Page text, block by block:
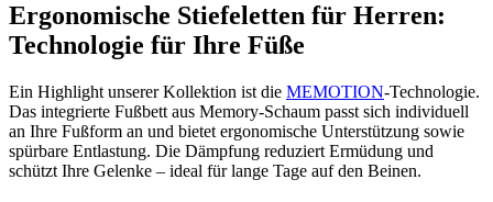
Ergonomische Stiefeletten für Herren:
Technologie für Ihre Füße
Ein Highlight unserer Kollektion ist die MEMOTION-Technologie.
Das integrierte Fußbett aus Memory-Schaum passt sich individuell
an Ihre Fußform an und bietet ergonomische Unterstützung sowie
spürbare Entlastung. Die Dämpfung reduziert Ermüdung und
schützt Ihre Gelenke – ideal für lange Tage auf den Beinen.